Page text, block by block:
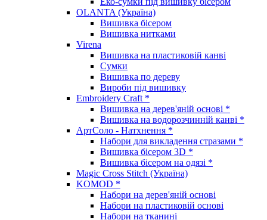
OLANTA (Україна)
Вишивка бісером
Вишивка нитками
Virena
Вишивка на пластиковій канві
Сумки
Вишивка по дереву
Вироби під вишивку
Embroidery Craft *
Вишивка на дерев'яній основі *
Вишивка на водорозчинній канві *
АртСоло - Натхнення *
Набори для викладення стразами *
Вишивка бісером 3D *
Вишивка бісером на одязі *
Magic Cross Stitch (Україна)
KOMOD *
Набори на дерев'яній основі
Набори на пластиковій основі
Набори на тканині